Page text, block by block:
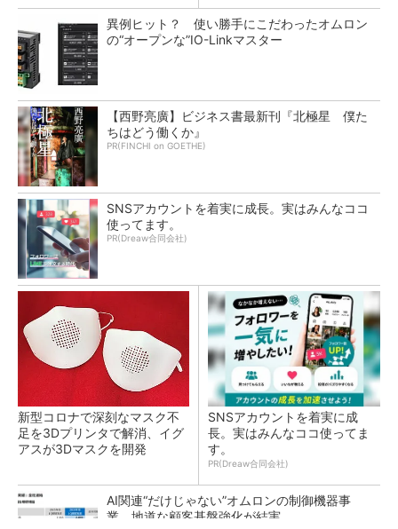
異例ヒット？ 使い勝手にこだわったオムロン
の“オープンな”IO-Linkマスター
【西野亮廣】ビジネス書最新刊『北極星 僕た
ちはどう働くか』
PR(FINCHI on GOETHE)
SNSアカウントを着実に成長。実はみんなココ
使ってます。
PR(Dreaw合同会社)
新型コロナで深刻なマスク不
足を3Dプリンタで解消、イグ
アスが3Dマスクを開発
SNSアカウントを着実に成
長。実はみんなココ使ってま
す。
PR(Dreaw合同会社)
AI関連“だけじゃない”オムロンの制御機器事
業、地道な顧客基盤強化が結実